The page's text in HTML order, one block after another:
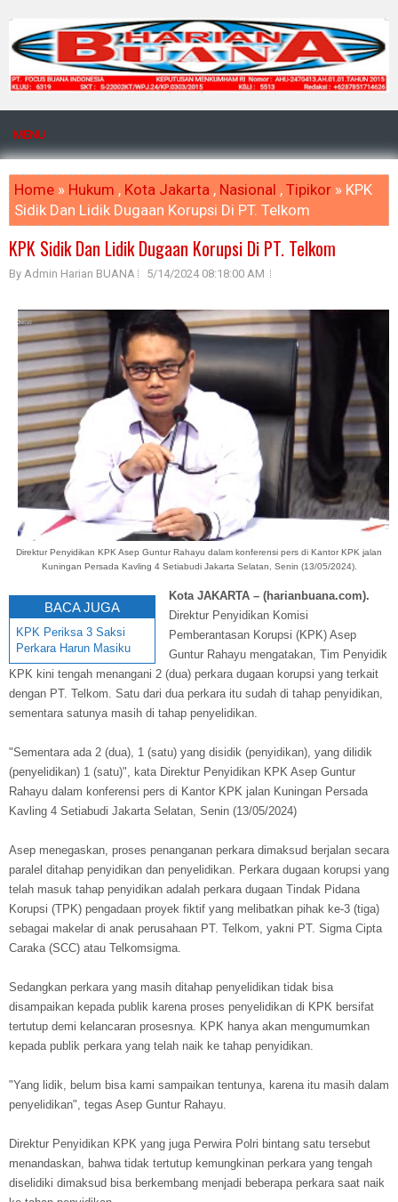
MENU
Home » Hukum , Kota Jakarta , Nasional , Tipikor » KPK
Sidik Dan Lidik Dugaan Korupsi Di PT. Telkom
KPK Sidik Dan Lidik Dugaan Korupsi Di PT. Telkom
By Admin Harian BUANA 5/14/2024 08:18:00 AM
Direktur Penyidikan KPK Asep Guntur Rahayu dalam konferensi pers di Kantor KPK jalan
Kuningan Persada Kavling 4 Setiabudi Jakarta Selatan, Senin (13/05/2024).
BACA JUGA
KPK Periksa 3 Saksi
Perkara Harun Masiku
Kota JAKARTA – (harianbuana.com).
Direktur Penyidikan Komisi
Pemberantasan Korupsi (KPK) Asep
Guntur Rahayu mengatakan, Tim Penyidik
KPK kini tengah menangani 2 (dua) perkara dugaan korupsi yang terkait
dengan PT. Telkom. Satu dari dua perkara itu sudah di tahap penyidikan,
sementara satunya masih di tahap penyelidikan.
"Sementara ada 2 (dua), 1 (satu) yang disidik (penyidikan), yang dilidik
(penyelidikan) 1 (satu)", kata Direktur Penyidikan KPK Asep Guntur
Rahayu dalam konferensi pers di Kantor KPK jalan Kuningan Persada
Kavling 4 Setiabudi Jakarta Selatan, Senin (13/05/2024)
Asep menegaskan, proses penanganan perkara dimaksud berjalan secara
paralel ditahap penyidikan dan penyelidikan. Perkara dugaan korupsi yang
telah masuk tahap penyidikan adalah perkara dugaan Tindak Pidana
Korupsi (TPK) pengadaan proyek fiktif yang melibatkan pihak ke-3 (tiga)
sebagai makelar di anak perusahaan PT. Telkom, yakni PT. Sigma Cipta
Caraka (SCC) atau Telkomsigma.
Sedangkan perkara yang masih ditahap penyelidikan tidak bisa
disampaikan kepada publik karena proses penyelidikan di KPK bersifat
tertutup demi kelancaran prosesnya. KPK hanya akan mengumumkan
kepada publik perkara yang telah naik ke tahap penyidikan.
"Yang lidik, belum bisa kami sampaikan tentunya, karena itu masih dalam
penyelidikan", tegas Asep Guntur Rahayu.
Direktur Penyidikan KPK yang juga Perwira Polri bintang satu tersebut
menandaskan, bahwa tidak tertutup kemungkinan perkara yang tengah
diselidiki dimaksud bisa berkembang menjadi beberapa perkara saat naik